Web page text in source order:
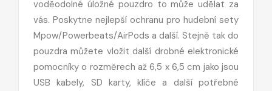
voděodolné úložné pouzdro to může udělat za
vás. Poskytne nejlepší ochranu pro hudební sety
Mpow/Powerbeats/AirPods a další. Stejně tak do
pouzdra můžete vložit další drobné elektronické
pomocníky o rozměrech až 6,5 x 6,5 cm jako jsou
USB kabely, SD karty, klíče a další potřebné